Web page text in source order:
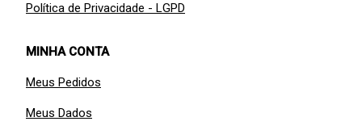
Política de Privacidade - LGPD
MINHA CONTA
Meus Pedidos
Meus Dados